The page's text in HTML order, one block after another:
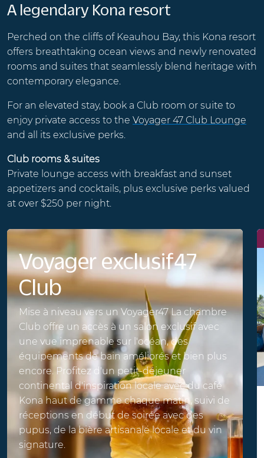
A legendary Kona resort
Perched on the cliffs of Keauhou Bay, this Kona resort
offers breathtaking ocean views and newly renovated
rooms and suites that seamlessly blend heritage with
contemporary elegance.
For an elevated stay, book a Club room or suite to
enjoy private access to the Voyager 47 Club Lounge
and all its exclusive perks.
Club rooms & suites
Private lounge access with breakfast and sunset
appetizers and cocktails, plus exclusive perks valued
at over $250 per night.
Voyager exclusif47
Club
Mise à niveau vers un Voyager47 La chambre
Club offre un accès à un salon exclusif avec
une vue imprenable sur l'océan, des
équipements de bain améliorés et bien plus
encore. Profitez d'un petit-déjeuner
continental d'inspiration locale avec du café
Kona haut de gamme chaque matin, suivi de
réceptions en début de soirée avec des
pupus, de la bière artisanale locale et du vin
signature.